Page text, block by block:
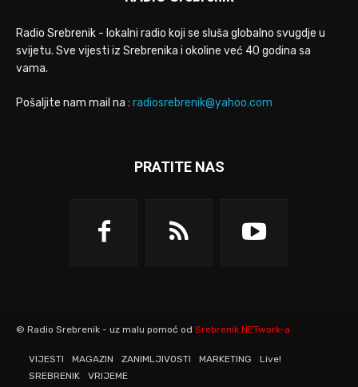
Radio Srebrenik - lokalni radio koji se sluša globalno svugdje u
svijetu. Sve vijesti iz Srebrenika i okoline već 40 godina sa
vama.
Pošaljite nam mail na : radiosrebrenik@yahoo.com
PRATITE NAS
© Radio Srebrenik - uz malu pomoć od Srebrenik.NETwork-a
VIJESTI MAGAZIN ZANIMLJIVOSTI MARKETING
Live!
SREBRENIK
VRIJEME